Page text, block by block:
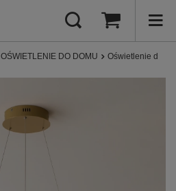
OŚWIETLENIE DO DOMU Oświetlenie do